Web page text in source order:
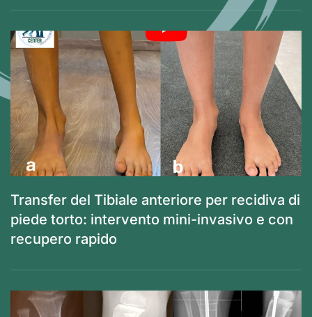
Transfer del Tibiale anteriore per recidiva di
piede torto: intervento mini-invasivo e con
recupero rapido